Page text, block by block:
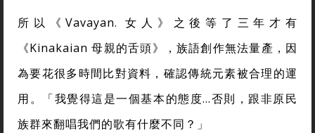
所以《Vavayan. 女人》之後等了三年才有
《Kinakaian 母親的舌頭》，族語創作無法量產，因
為要花很多時間比對資料，確認傳統元素被合理的運
用。「我覺得這是一個基本的態度…否則，跟非原民
族群來翻唱我們的歌有什麼不同？」